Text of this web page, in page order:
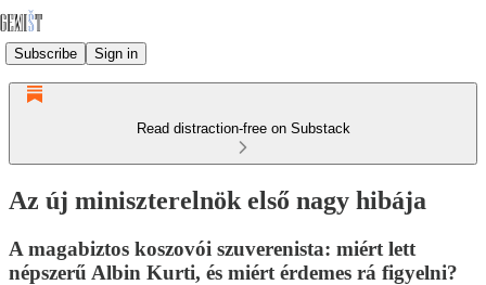
Subscribe Sign in
Read distraction-free on Substack
Az új miniszterelnök első nagy hibája
A magabiztos koszovói szuverenista: miért lett
népszerű Albin Kurti, és miért érdemes rá figyelni?